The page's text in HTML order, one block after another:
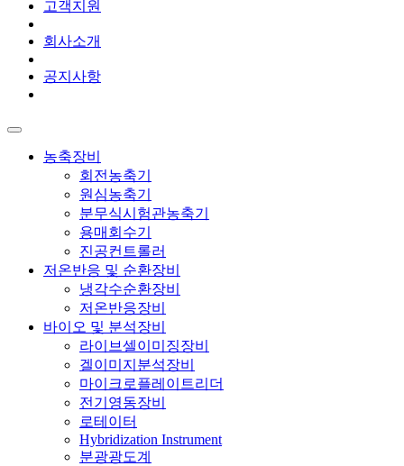
고객지원
회사소개
공지사항
농축장비
회전농축기
원심농축기
분무식시험관농축기
용매회수기
진공컨트롤러
저온반응 및 순환장비
냉각수순환장비
저온반응장비
바이오 및 분석장비
라이브셀이미징장비
겔이미지분석장비
마이크로플레이트리더
전기영동장비
로테이터
Hybridization Instrument
분광광도계